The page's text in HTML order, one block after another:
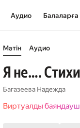
Аудио
Мәтін Аудио
Я не…. Стихи
Багазеева Надежда
Виртуалды